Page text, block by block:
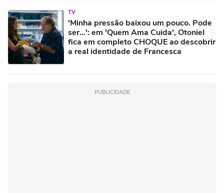
TV
'Minha pressão baixou um pouco. Pode
ser...': em 'Quem Ama Cuida', Otoniel
fica em completo CHOQUE ao descobrir
a real identidade de Francesca
PUBLICIDADE